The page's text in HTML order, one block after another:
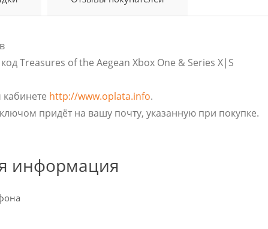
Treasures of the Aegean Xbox One & Series X|S
http://www.oplata.info.
придёт на вашу почту, указанную при покупке.
информация